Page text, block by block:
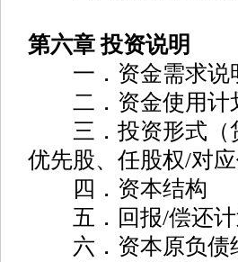
第六章 投资说明
一．资金需求说
二．资金使用计
三．投资形式（
优先股、任股权/对应
四．资本结构
五．回报/偿还计
六．资本原负债